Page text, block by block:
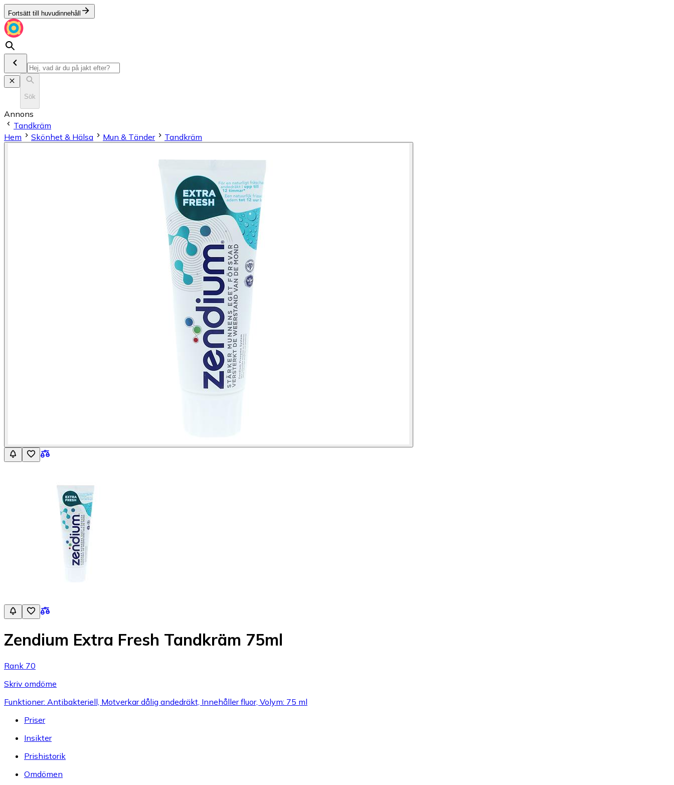
Fortsätt till huvudinnehåll
Sök
Annons
Tandkräm
Hem
Skönhet & Hälsa Mun & Tänder Tandkräm
Zendium Extra Fresh Tandkräm 75ml
Rank 70
Skriv omdöme
Funktioner: Antibakteriell, Motverkar dålig andedräkt, Innehåller fluor, Volym: 75 ml
Priser
Insikter
Prishistorik
Omdömen